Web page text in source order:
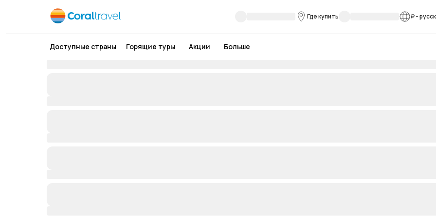
Где купить ₽-
Доступные страны Горящие туры Акции Больше